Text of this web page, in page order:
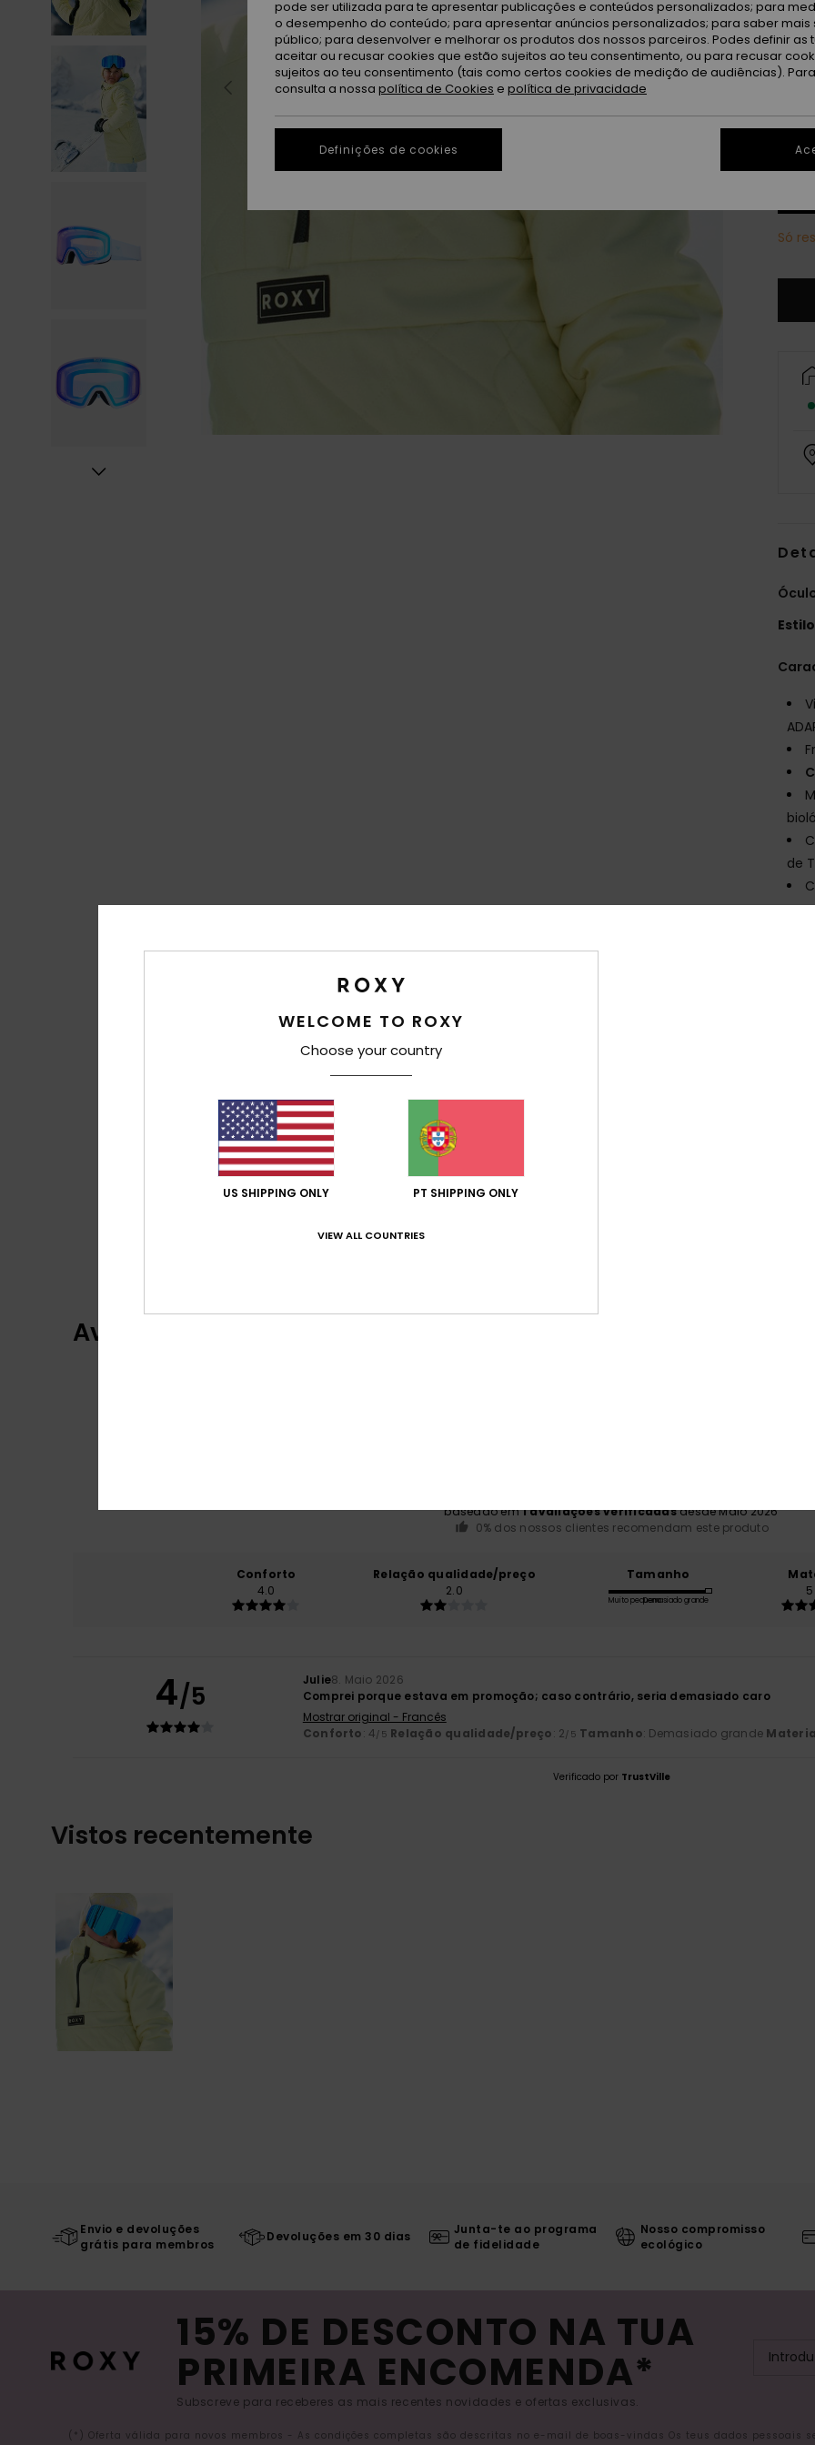
Cor
Só
Estilo
de
Avaliações dos clientes
baseado em1 avaliações verificadasdesde Maio 2026
0% dos nossos clientes recomendam este produto
Conforto
4.0
Relação qualidade/preço
2.0
Tamanho
Muito pequenoDemasiado grande
4/5 Julie8. Maio 2026
Comprei porque estava em promoção; caso contrário, seria demasiado caro
Mostrar original - Francês
Conforto: 4/5 Relação qualidade/preço: 2/5 Tamanho: Demasiado grande
Verificado por TrustVille
Vistos recentemente
Envio e devoluções
grátis para membros
Devoluções em 30 dias
Junta-te ao programa
de fidelidade
Nosso compromisso
ecológico
15% DE DESCONTO NA TUA
PRIMEIRA ENCOMENDA*
Subscreve para receberes as mais recentes novidades e ofertas exclusivas.
(*) Oferta válida para novos membros - As condições completas são descritas no e-mail de boas-vindas Os teus dados pessoais
WELCOME TO ROXY
Choose your country
US SHIPPING ONLY PT SHIPPING ONLY
VIEW ALL COUNTRIES
pode ser utilizada para te apresentar publicações e conteúdos personalizados; para
o desempenho do conteúdo; para apresentar anúncios personalizados; para saber mais
público; para desenvolver e melhorar os produtos dos nossos parceiros. Podes definir as
aceitar ou recusar cookies que estão sujeitos ao teu consentimento, ou para recusar
sujeitos ao teu consentimento (tais como certos cookies de medição de audiências).
consulta a nossa política de Cookies e política de privacidade
Definições de cookies